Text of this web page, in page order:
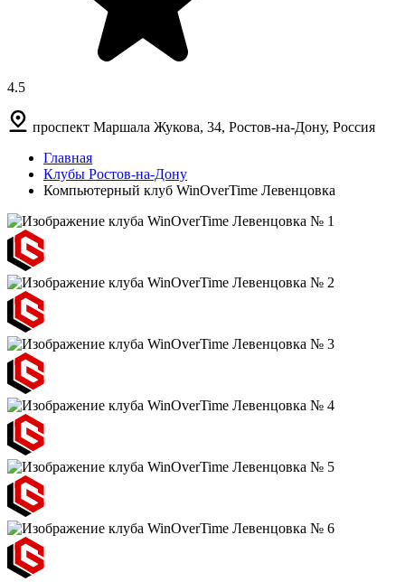
4.5
проспект Маршала Жукова, 34, Ростов-на-Дону, Россия
Главная
Клубы Ростов-на-Дону
Компьютерный клуб WinOverTime Левенцовка